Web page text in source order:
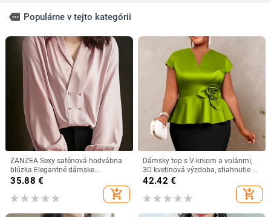
more Populárne v tejto kategórii
ZANZEA Sexy saténová hodvábna
blúzka Elegantné dámske
jednofarebné tričko s výstrihom do
lanternovým rukávom Módne
35.88 €
add_shopping_cart
Dámsky top s V-krkom a volánmi,
3D kvetinová výzdoba, stiahnutie v
páse, zmes polyesteru a spandexu
42.42 €
add_shopping_cart